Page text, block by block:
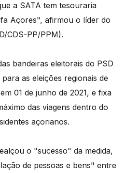
a SATA tem tesouraria
Açores", afirmou o líder do
CDS-PP/PPM).
bandeiras eleitorais do PSD
as eleições regionais de
01 de junho de 2021, e fixa
das viagens dentro do
açorianos.
o "sucesso" da medida,
de pessoas e bens" entre